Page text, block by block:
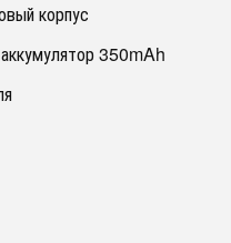
корпус
350mAh